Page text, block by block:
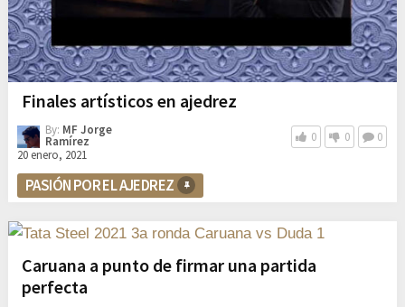
Finales artísticos en ajedrez
By: MF Jorge
Ramírez
20 enero, 2021
0 0 0
PASIÓN POR EL AJEDREZ
Caruana a punto de firmar una partida
perfecta